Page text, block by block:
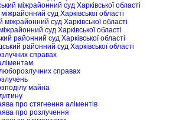
міжрайонний суд Харківської області
суд Харківської області
міжрайонний суд Харківської області
суд Харківської області
районний суд Харківської області
районний суд Харківської області
справах
справах
майна
про стягнення аліментів
про розлучення